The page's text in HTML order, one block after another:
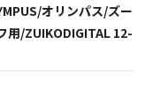
オリンパス/ズー
用/ZUIKODIGITAL 12-